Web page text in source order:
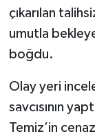
çıkarılan
umutla
boğdu.
Olay yeri
savcısının
Temiz’in